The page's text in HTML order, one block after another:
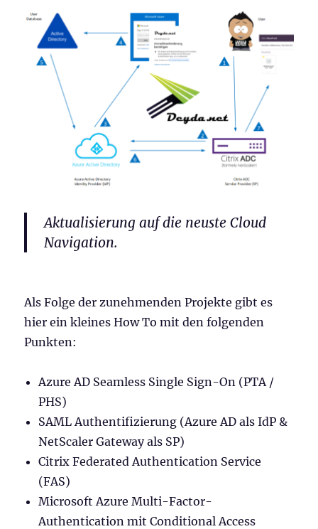
Aktualisierung auf die neuste Cloud
Navigation.
Als Folge der zunehmenden Projekte gibt es
hier ein kleines How To mit den folgenden
Punkten:
Azure AD Seamless Single Sign-On (PTA /
PHS)
SAML Authentifizierung (Azure AD als IdP &
NetScaler Gateway als SP)
Citrix Federated Authentication Service
(FAS)
Microsoft Azure Multi-Factor-
Authentication mit Conditional Access